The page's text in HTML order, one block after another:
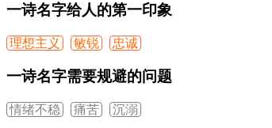
一诗名字给人的第一印象
理想主义 敏锐 忠诚
一诗名字需要规避的问题
情绪不稳 痛苦 沉溺